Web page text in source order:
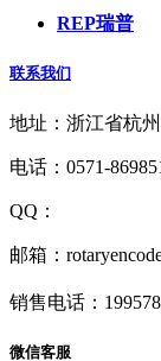
REP瑞普
联系我们
地址：浙江省杭
电话：0571-
QQ：
邮箱：
销售电话：
微信客服